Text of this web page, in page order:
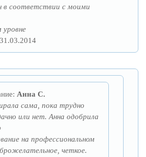
в соответствии с моими
уровне
Анна С.
сама, пока трудно
или нет. Анна одобрила
на профессиональном
четкое.